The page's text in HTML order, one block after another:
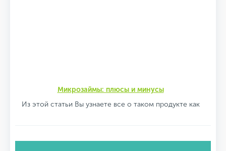
Микрозаймы: плюсы и минусы
Из этой статьи Вы узнаете все о таком продукте как